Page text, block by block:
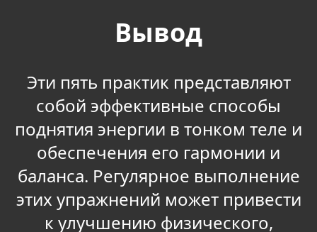
Вывод
Эти пять практик представляют
собой эффективные способы
поднятия энергии в тонком теле и
обеспечения его гармонии и
баланса. Регулярное выполнение
этих упражнений может привести
к улучшению физического,